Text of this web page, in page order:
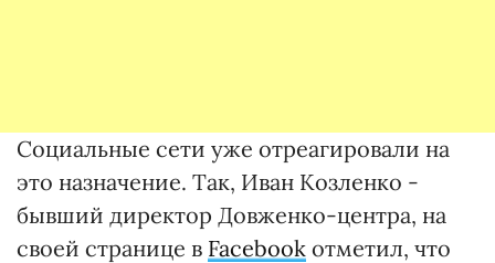
Социальные сети уже отреагировали на
это назначение. Так, Иван Козленко -
бывший директор Довженко-центра, на
своей странице в Facebook отметил, что